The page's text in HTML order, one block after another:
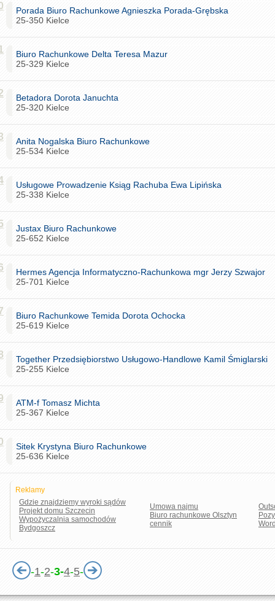
Porada Biuro Rachunkowe Agnieszka Porada-Grębska
25-350 Kielce
Biuro Rachunkowe Delta Teresa Mazur
25-329 Kielce
Betadora Dorota Januchta
25-320 Kielce
Anita Nogalska Biuro Rachunkowe
25-534 Kielce
Usługowe Prowadzenie Ksiąg Rachuba Ewa Lipińska
25-338 Kielce
Justax Biuro Rachunkowe
25-652 Kielce
Hermes Agencja Informatyczno-Rachunkowa mgr Jerzy Szwajor
25-701 Kielce
Biuro Rachunkowe Temida Dorota Ochocka
25-619 Kielce
Together Przedsiębiorstwo Usługowo-Handlowe Kamil Śmiglarski
25-255 Kielce
ATM-f Tomasz Michta
25-367 Kielce
Sitek Krystyna Biuro Rachunkowe
25-636 Kielce
Reklamy
Gdzie znajdziemy wyroki sądów
Projekt domu Szczecin
Wypożyczalnia samochodów
Bydgoszcz
Umowa najmu
Biuro rachunkowe Olsztyn
cennik
-1-2-3-4-5-